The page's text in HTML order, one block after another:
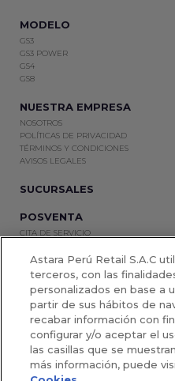
MODELO
GS3
GS3 POWER
GS4
GS8
NUESTRA EMPRESA
NOSOTROS
POLÍTICAS DE PRIVACIDAD
TÉRMINOS Y CONDICIONES
AVISOS LEGALES
SUCURSALES
POSVENTA
CITA DE SERVICIO
OTROS NEGOCIOS
SEMINUEVOS
CORPORATIVO
PROMOCIONES
TÉRMINOS Y CONDICIONES
Astara Perú Retail S.A.C
terceros, con las
personalizados en base a
partir de sus hábitos de
recabar información con
configurar y/o aceptar el
las casillas que se
más información, puede